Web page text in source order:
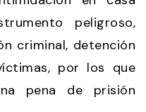
peligroso,
criminal, detención
por los que
pena de prisión